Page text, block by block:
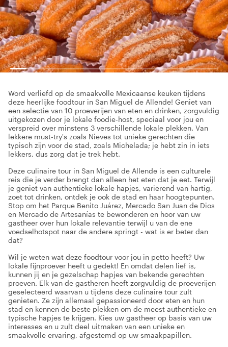
Word verliefd op de smaakvolle Mexicaanse keuken tijdens
deze heerlijke foodtour in San Miguel de Allende! Geniet van
een selectie van 10 proeverijen van eten en drinken, zorgvuldig
uitgekozen door je lokale foodie-host, speciaal voor jou en
verspreid over minstens 3 verschillende lokale plekken. Van
lekkere must-try's zoals Nieves tot unieke gerechten die
typisch zijn voor de stad, zoals Michelada; je hebt zin in iets
lekkers, dus zorg dat je trek hebt.
Deze culinaire tour in San Miguel de Allende is een culturele
reis die je verder brengt dan alleen het eten dat je eet. Terwijl
je geniet van authentieke lokale hapjes, variërend van hartig,
zoet tot drinken, ontdek je ook de stad en haar hoogtepunten.
Stop om het Parque Benito Juárez, Mercado San Juan de Dios
en Mercado de Artesanías te bewonderen en hoor van uw
gastheer over hun lokale relevantie terwijl u van de ene
voedselhotspot naar de andere springt - wat is er beter dan
dat?
Wil je weten wat deze foodtour voor jou in petto heeft? Uw
lokale fijnproever heeft u gedekt! En omdat delen lief is,
kunnen jij en je gezelschap hapjes van bekende gerechten
proeven. Elk van de gastheren heeft zorgvuldig de proeverijen
geselecteerd waarvan u tijdens deze culinaire tour zult
genieten. Ze zijn allemaal gepassioneerd door eten en hun
stad en kennen de beste plekken om de meest authentieke en
typische hapjes te krijgen. Kies uw gastheer op basis van uw
interesses en u zult deel uitmaken van een unieke en
smaakvolle ervaring, afgestemd op uw smaakpapillen.